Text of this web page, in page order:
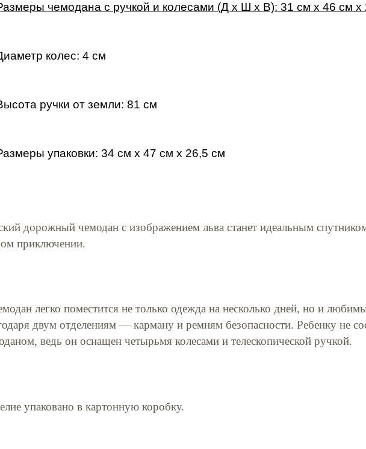
чемодана с ручкой и колесами (Д х Ш х В): 31 см х 46 см х
колес: 4 см
ручки от земли: 81 см
упаковки: 34 см x 47 см x 26,5 см
дорожный чемодан с изображением льва станет идеальным
приключении.
легко поместится не только одежда на несколько дней, но и
двум отделениям — карману и ремням безопасности. Ребенку не
ведь он оснащен четырьмя колесами и телескопической ручкой.
упаковано в картонную коробку.